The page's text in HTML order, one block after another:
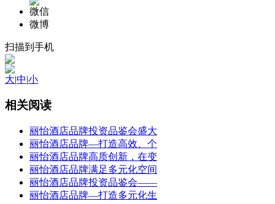
微信
微博
扫描到手机
大|中|小
相关阅读
丽怡酒店品牌投资品鉴会盛大
丽怡酒店品牌—打造高效、个
丽怡酒店品牌高质创新，在变
丽怡酒店品牌满足多元化空间
丽怡酒店品牌投资品鉴会——
丽怡酒店品牌—打造多元化生